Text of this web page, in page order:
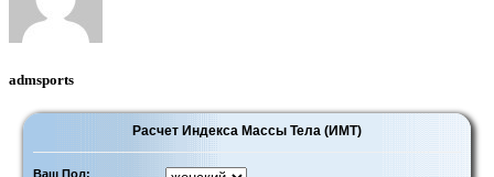
admsports
Расчет Индекса Массы Тела (ИМТ)
Ваш Пол: